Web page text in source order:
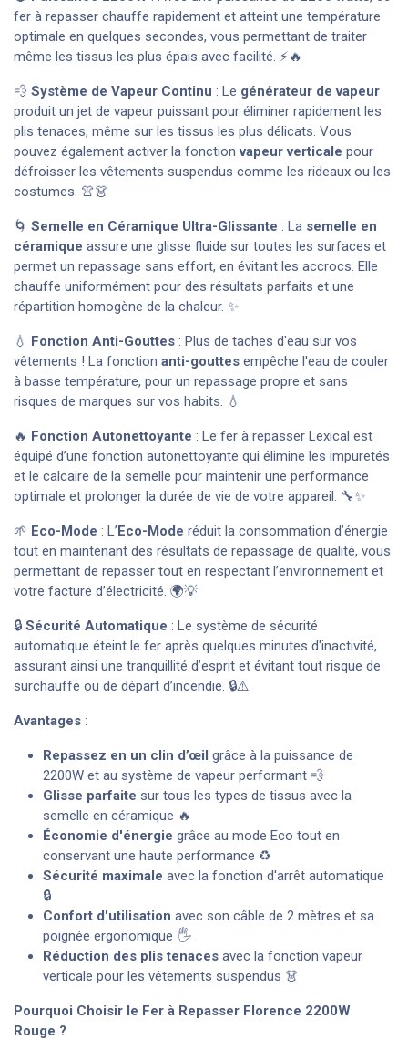
fer à repasser chauffe rapidement et atteint une température
optimale en quelques secondes, vous permettant de traiter
même les tissus les plus épais avec facilité. ⚡🔥
💨 Système de Vapeur Continu : Le générateur de vapeur
produit un jet de vapeur puissant pour éliminer rapidement les
plis tenaces, même sur les tissus les plus délicats. Vous
pouvez également activer la fonctionvapeur verticale pour
défroisser les vêtements suspendus comme les rideaux ou les
costumes. 👚👗
🌀 Semelle en Céramique Ultra-Glissante : La semelle en
céramique assure une glisse fluide sur toutes les surfaces et
permet un repassage sans effort, en évitant les accrocs. Elle
chauffe uniformément pour des résultats parfaits et une
répartition homogène de la chaleur. ✨
💧 Fonction Anti-Gouttes : Plus de taches d'eau sur vos
vêtements ! La fonction anti-gouttes empêche l'eau de couler
à basse température, pour un repassage propre et sans
risques de marques sur vos habits. 💧
🔥 Fonction Autonettoyante : Le fer à repasser Lexical est
équipé d’une fonction autonettoyante qui élimine les impuretés
et le calcaire de la semelle pour maintenir une performance
optimale et prolonger la durée de vie de votre appareil. 🔧✨
🌱 Eco-Mode : L’Eco-Mode réduit la consommation d’énergie
tout en maintenant des résultats de repassage de qualité, vous
permettant de repasser tout en respectant l’environnement et
votre facture d’électricité. 🌍💡
🔒 Sécurité Automatique : Le système de sécurité
automatique éteint le fer après quelques minutes d'inactivité,
assurant ainsi une tranquillité d’esprit et évitant tout risque de
surchauffe ou de départ d’incendie. 🔒⚠️
Avantages :
Repassez en un clin d’œil grâce à la puissance de
2200W et au système de vapeur performant 💨
Glisse parfaite sur tous les types de tissus avec la
semelle en céramique 🔥
Économie d'énergie grâce au mode Eco tout en
conservant une haute performance ♻️
Sécurité maximale avec la fonction d'arrêt automatique
🔒
Confort d'utilisation avec son câble de 2 mètres et sa
poignée ergonomique 🖐️
Réduction des plis tenaces avec la fonction vapeur
verticale pour les vêtements suspendus 👗
Pourquoi Choisir le Fer à Repasser Florence 2200W
Rouge ?